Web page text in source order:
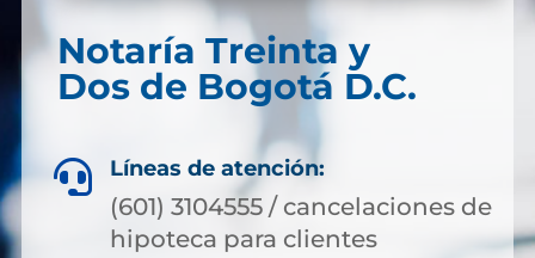
Notaría Treinta y
Dos de Bogotá D.C.
 Líneas de atención:
(601) 3104555 / cancelaciones de
hipoteca para clientes